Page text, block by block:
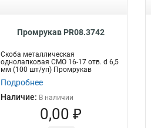
Промрукав PR08.3742
Скоба металлическая
однолапковая СМО 16-17 отв. d 6,5
мм (100 шт/уп) Промрукав
Подробнее
Наличие: В наличии
0,00 ₽